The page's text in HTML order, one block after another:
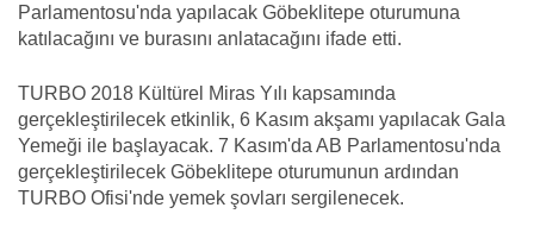
Parlamentosu'nda yapılacak Göbeklitepe oturumuna
katılacağını ve burasını anlatacağını ifade etti.
TURBO 2018 Kültürel Miras Yılı kapsamında
gerçekleştirilecek etkinlik, 6 Kasım akşamı yapılacak Gala
Yemeği ile başlayacak. 7 Kasım'da AB Parlamentosu'nda
gerçekleştirilecek Göbeklitepe oturumunun ardından
TURBO Ofisi'nde yemek şovları sergilenecek.